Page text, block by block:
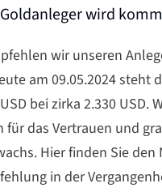
wird
wir unseren
am 09.05.2024 steht
bei zirka 2.330 USD.
für das Vertrauen und
Hier finden Sie den
in der